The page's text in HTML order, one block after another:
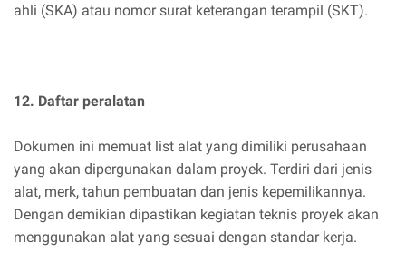
ahli (SKA) atau nomor surat keterangan terampil (SKT).
12. Daftar peralatan
Dokumen ini memuat list alat yang dimiliki perusahaan
yang akan dipergunakan dalam proyek. Terdiri dari jenis
alat, merk, tahun pembuatan dan jenis kepemilikannya.
Dengan demikian dipastikan kegiatan teknis proyek akan
menggunakan alat yang sesuai dengan standar kerja.